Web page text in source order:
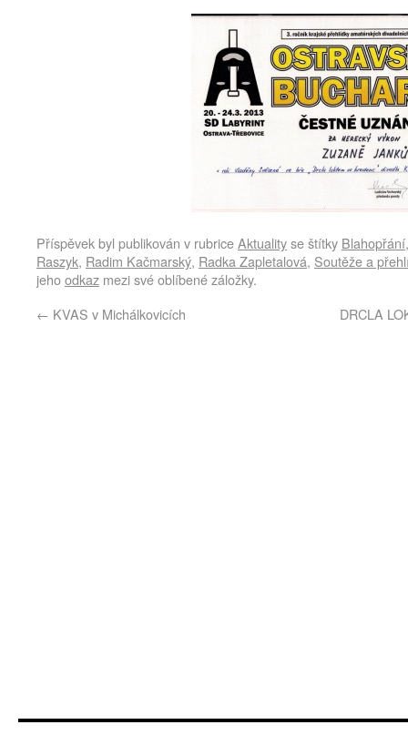
Příspěvek byl publikován v rubriceAktualityse štítky Blahopřání
Raszyk, Radim Kačmarský, Radka Zapletalová, Soutěže a
jehoodkaz mezi své oblíbené záložky.
← KVAS v Michálkovicích DRCLA